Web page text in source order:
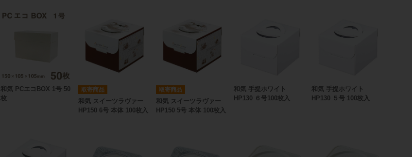
和気 PCエコBOX 1号 50
枚
取寄商品
和気 スイーツラヴァー
HP150 6号 本体 100枚入
取寄商品
和気 スイーツラヴァー
HP150 5号 本体 100枚入
和気 手提ホワイト
HP130 ６号100枚入
和気 手提ホワイト
HP130 ５号 100枚入